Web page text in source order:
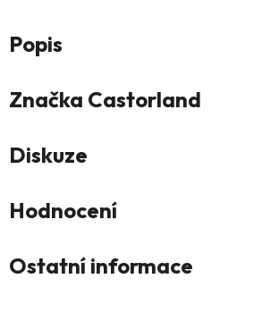
Popis
Značka Castorland
Diskuze
Hodnocení
Ostatní informace